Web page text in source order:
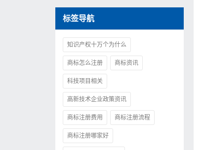
工作
标签导航
知识产权十万个为什么
商标怎么注册 商标资讯
科技项目相关
高新技术企业政策资讯
商标注册费用 商标注册流程
商标注册哪家好